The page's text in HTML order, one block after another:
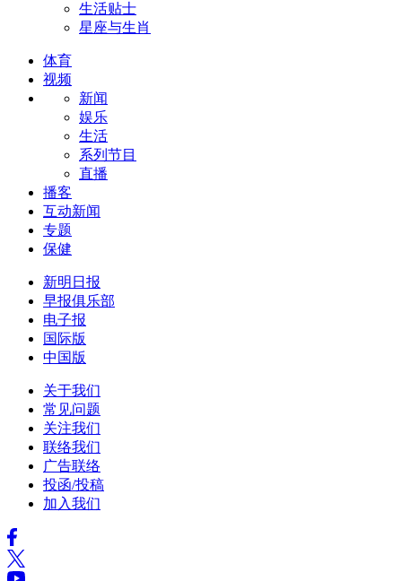
生活贴士
星座与生肖
体育
视频
新闻
娱乐
生活
系列节目
直播
播客
互动新闻
专题
保健
新明日报
早报俱乐部
电子报
国际版
中国版
关于我们
常见问题
关注我们
联络我们
广告联络
投函/投稿
加入我们